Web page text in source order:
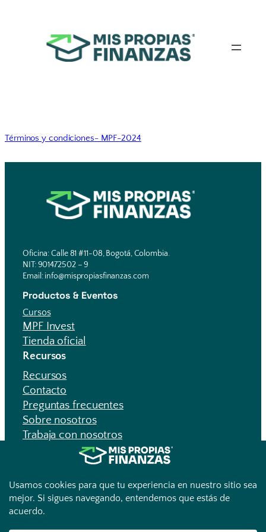
Términos y condiciones- MPF-2024
Oficina: Calle 81 #11-08, Bogotá, Colombia.
NIT: 901472502 – 9
Email: info@mispropiasfinanzas.com
Productos & Eventos
Cursos
MPF Invest
Tienda oficial
Recursos
Recursos
Contacto
Preguntas frecuentes
Sobre nosotros
Trabaja con nosotros
Política de privacidad
Aviso de privacidad